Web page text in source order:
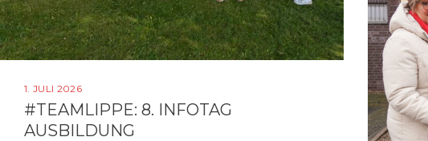
1. JULI 2026
#TEAMLIPPE: 8. INFOTAG
AUSBILDUNG